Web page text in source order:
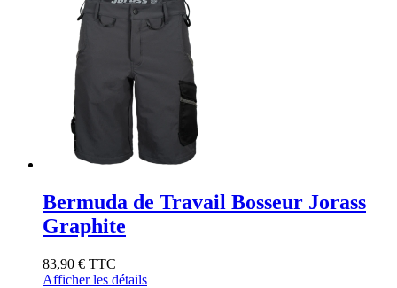
Bermuda de Travail Bosseur Jorass
Graphite
83,90 € TTC
Afficher les détails